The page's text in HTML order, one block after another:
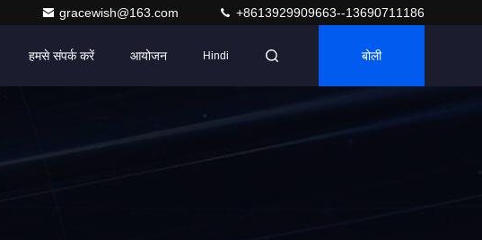
gracewish@163.com +8613929909663--13690711186
हमसे संपर्क करें आयोजन Hindi बोली